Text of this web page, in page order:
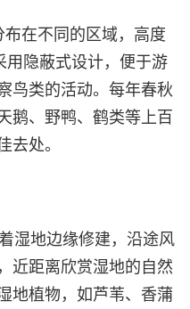
在不同的区域，高度
用隐蔽式设计，便于游
鸟类的活动。每年春秋
鹅、野鸭、鹤类等上百
处。
湿地边缘修建，沿途风
近距离欣赏湿地的自然
地植物，如芦苇、香蒲